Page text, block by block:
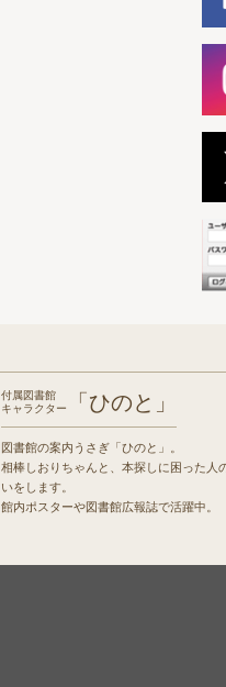
付属図書館
キャラクター
「ひのと」
図書館の案内うさぎ「ひのと」。
相棒しおりちゃんと、本探しに困った人
いをします。
館内ポスターや図書館広報誌で活躍中。